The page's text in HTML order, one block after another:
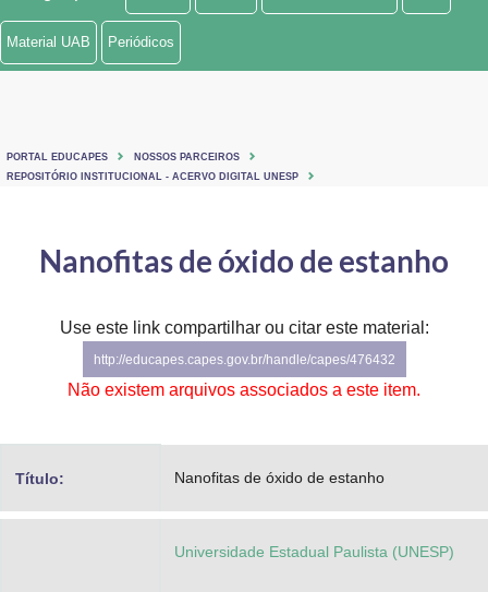
Ministério de Minas e Energia
Ministério do Turismo
Controladoria-Geral da União
Advocacia-Geral da União
Material UAB Periódicos
PORTAL EDUCAPES
NOSSOS PARCEIROS
REPOSITÓRIO INSTITUCIONAL - ACERVO DIGITAL UNESP
Nanofitas de óxido de estanho
Use este link compartilhar ou citar este material:
http://educapes.capes.gov.br/handle/capes/476432
Não existem arquivos associados a este item.
Título: Nanofitas de óxido de estanho
Universidade Estadual Paulista (UNESP)